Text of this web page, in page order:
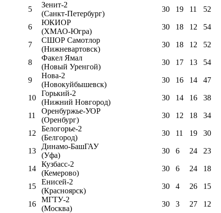
5
Зенит-2
(Санкт-Петербург)
30 19 11 52
6
ЮКИОР
(ХМАО-Югра)
30 18 12 54
7
СШОР Самотлор
(Нижневартовск)
30 18 12 52
8
Факел Ямал
(Новый Уренгой)
30 17 13 54
9
Нова-2
(Новокуйбышевск)
30 16 14 47
10
Горький-2
(Нижний Новгород)
30 14 16 38
11
Оренбуржье-УОР
(Оренбург)
30 12 18 34
12
Белогорье-2
(Белгород)
30 11 19 30
13
Динамо-БашГАУ
(Уфа)
30 6 24 23
14
Кузбасс-2
(Кемерово)
30 6 24 18
15
Енисей-2
(Красноярск)
30 4 26 15
16
МГТУ-2
(Москва)
30 3 27 12